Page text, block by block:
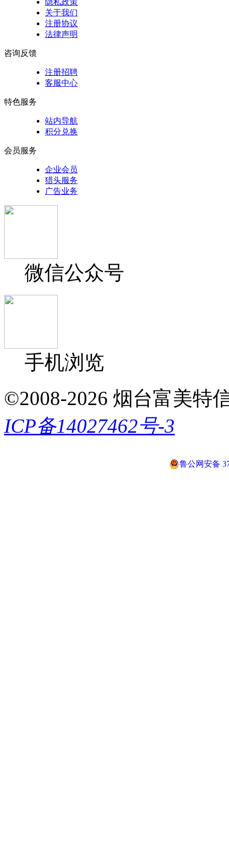
隐私政策
关于我们
注册协议
法律声明
咨询反馈
注册招聘
客服中心
特色服务
站内导航
积分兑换
会员服务
企业会员
猎头服务
广告业务
微信公众号
手机浏览
©2008-2026 烟台富美特
ICP备14027462号-3
鲁公网安备